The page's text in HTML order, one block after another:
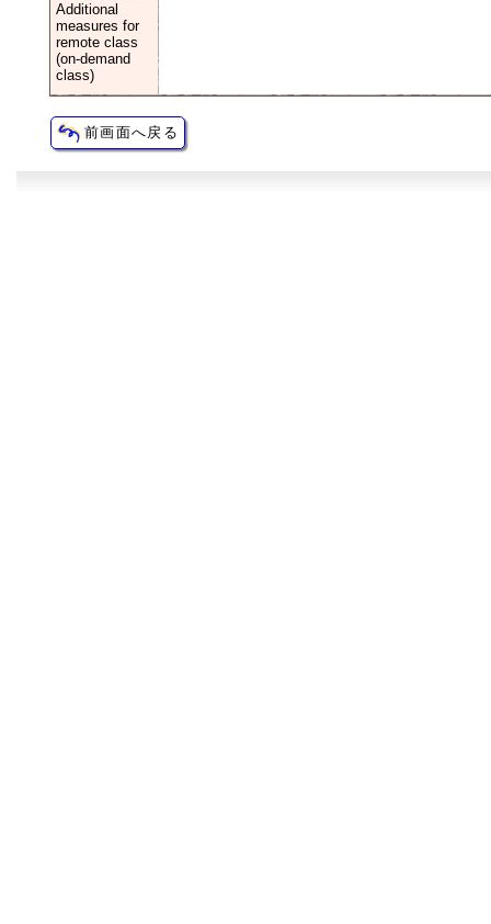
Additional
measures for
remote class
(on-demand
class)